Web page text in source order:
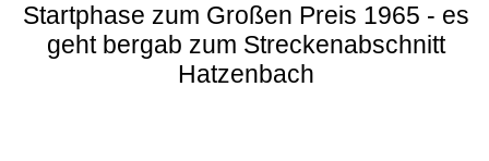
Startphase zum Großen Preis 1965 - es
geht bergab zum Streckenabschnitt
Hatzenbach